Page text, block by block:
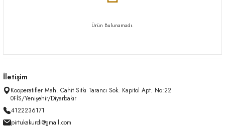
Ürün Bulunamadı.
İletişim
Kooperatifler Mah. Cahit Sıtkı Tarancı Sok. Kapitol Apt. No:22
0FİS/Yenişehir/Diyarbakır
4122236171
pirtukakurdi@gmail.com